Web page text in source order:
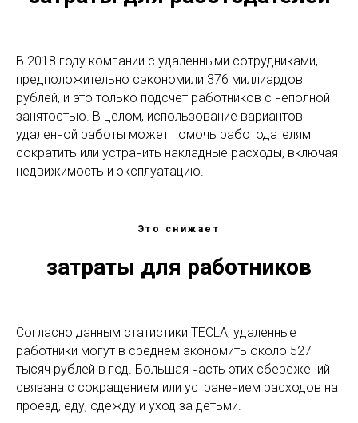
В 2018 году компании с удаленными сотрудниками,
предположительно сэкономили 376 миллиардов
рублей, и это только подсчет работников с неполной
занятостью. В целом, использование вариантов
удаленной работы может помочь работодателям
сократить или устранить накладные расходы, включая
недвижимость и эксплуатацию.
Это снижает
затраты для работников
Согласно данным статистики TECLA, удаленные
работники могут в среднем экономить около 527
тысяч рублей в год. Большая часть этих сбережений
связана с сокращением или устранением расходов на
проезд, еду, одежду и уход за детьми.